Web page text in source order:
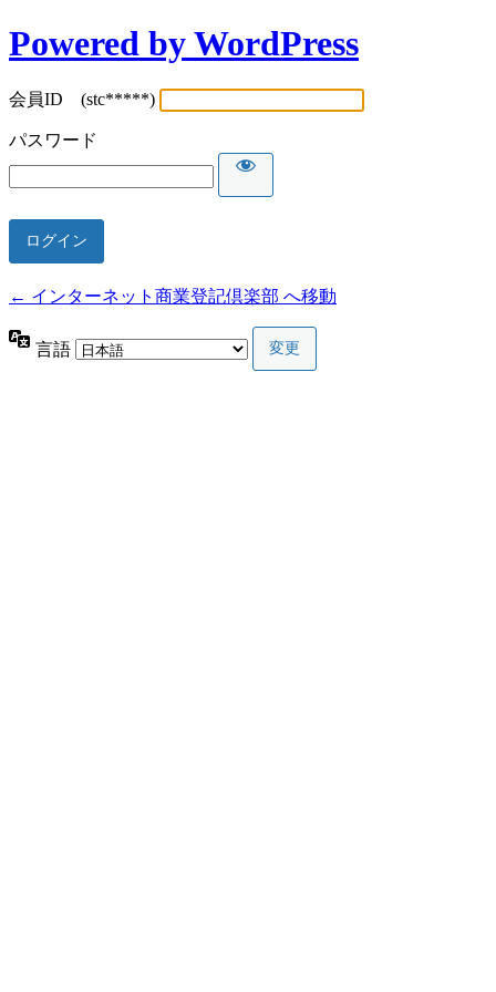
Powered by WordPress
会員ID (stc*****)
パスワード
← インターネット商業登記倶楽部 へ移動
言語